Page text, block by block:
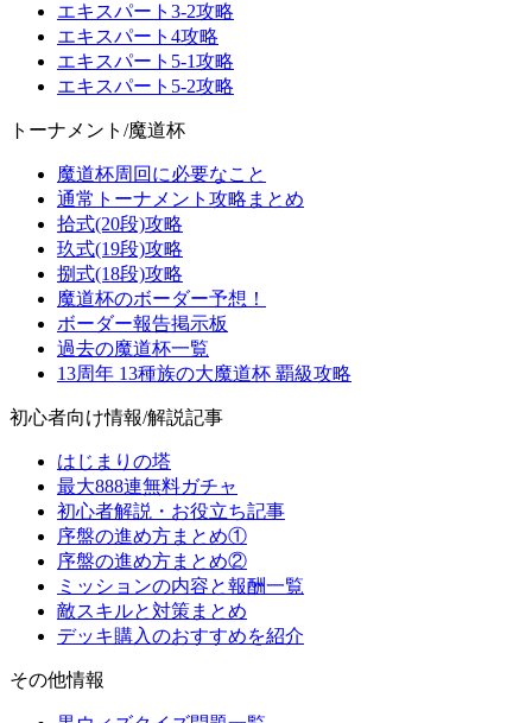
エキスパート3-2攻略
エキスパート4攻略
エキスパート5-1攻略
エキスパート5-2攻略
トーナメント/魔道杯
魔道杯周回に必要なこと
通常トーナメント攻略まとめ
拾式(20段)攻略
玖式(19段)攻略
捌式(18段)攻略
魔道杯のボーダー予想！
ボーダー報告掲示板
過去の魔道杯一覧
13周年 13種族の大魔道杯 覇級攻略
初心者向け情報/解説記事
はじまりの塔
最大888連無料ガチャ
初心者解説・お役立ち記事
序盤の進め方まとめ①
序盤の進め方まとめ②
ミッションの内容と報酬一覧
敵スキルと対策まとめ
デッキ購入のおすすめを紹介
その他情報